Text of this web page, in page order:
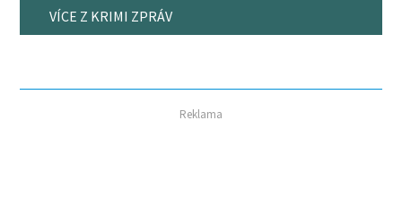
VÍCE Z KRIMI ZPRÁV
Reklama